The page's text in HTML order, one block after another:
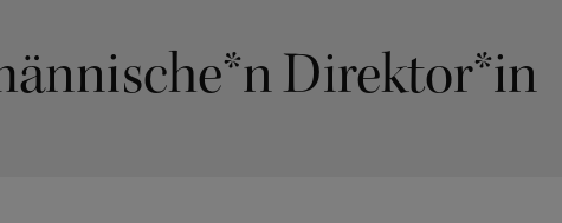
Direktor*in